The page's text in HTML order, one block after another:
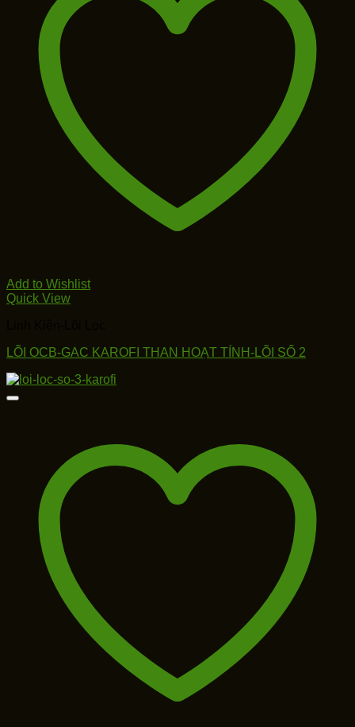
Add to Wishlist
Quick View
LÕI OCB-GAC KAROFI THAN HOẠT TÍNH-LÕI SỐ 2